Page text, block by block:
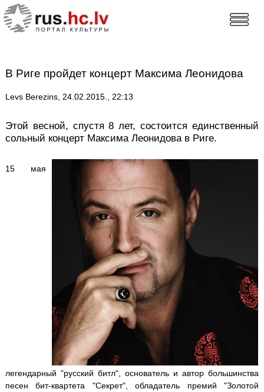
В Риге пройдет концерт Максима Леонидова
Levs Berezins, 24.02.2015., 22:13
Этой весной, спустя 8 лет, состоится единственный
сольный концерт Максима Леонидова в Риге.
15 мая
легендарный "русский битл", основатель и автор большинства
песен бит-квартета "Секрет", обладатель премий "Золотой